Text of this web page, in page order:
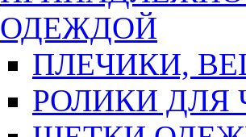
ОДЕЖДОЙ
ПЛЕЧИКИ,
РОЛИКИ ДЛЯ